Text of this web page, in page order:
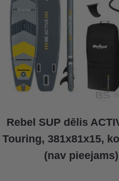
Rebel SUP dēlis
Touring, 381x81x15,
(nav pieejams)